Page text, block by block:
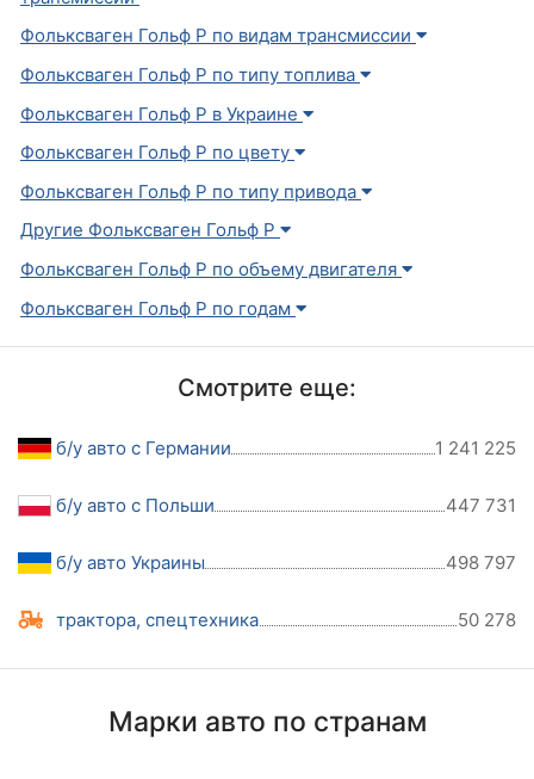
Фольксваген Гольф Р по видам трансмиссии
Фольксваген Гольф Р по типу топлива
Фольксваген Гольф Р в Украине
Фольксваген Гольф Р по цвету
Фольксваген Гольф Р по типу привода
Другие Фольксваген Гольф Р
Фольксваген Гольф Р по объему двигателя
Фольксваген Гольф Р по годам
Смотрите еще:
б/у авто с Германии 1 241 225
б/у авто с Польши 447 731
б/у авто Украины 498 797
трактора, спецтехника 50 278
Марки авто по странам